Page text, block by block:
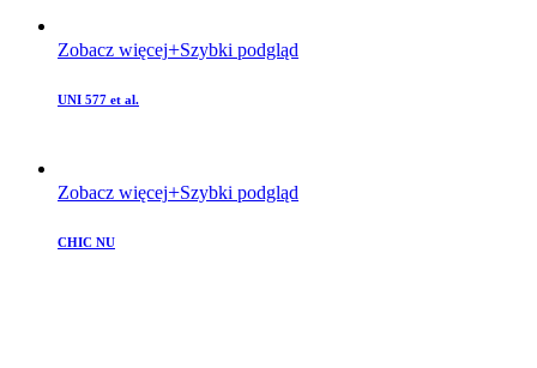
Zobacz więcej Szybki podgląd
UNI 577 et al.
Zobacz więcej Szybki podgląd
CHIC NU